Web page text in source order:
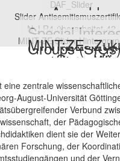
das
Göttinger
Schulen“
Nächste
18.05. –
Special
Groups
e
Die Special Interest
(SIGs) sind
MINT:ZE-
gestalten,
MINT:ZE fördert das
Interesse an MINT-
Fächern unter Kindern
und Jugendlichen in
Südniedersachsen
eine zentrale
August-Universität
Verbund
der
dient sie der
Forschung, der
und der